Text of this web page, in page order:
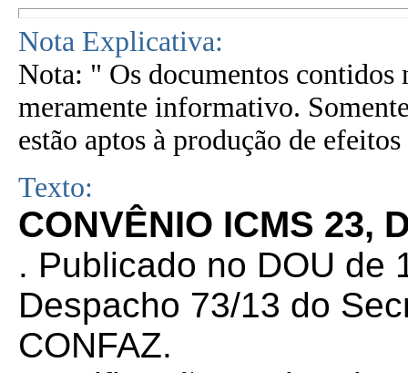
Nota Explicativa:
Nota: " Os documentos contidos
meramente informativo.
estão aptos à produção de
Texto:
CONVÊNIO ICMS 23,
. Publicado no DOU de
Despacho 73/13 do
CONFAZ.